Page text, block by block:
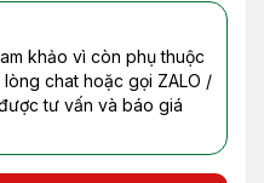
khảo vì còn phụ thuộc
chat hoặc gọi ZALO /
tư vấn và báo giá